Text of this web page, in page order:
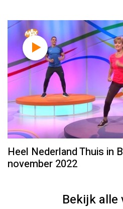
Heel Nederland Thuis in
november 2022
Bekijk alle